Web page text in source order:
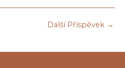
Další Příspěvek →